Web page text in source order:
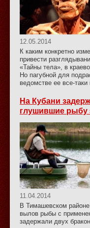
12.05.2014
К каким конкретно
привести
«Тайны тела», в
Но пагубной для
ведомстве ее все-таки
На Кубани
глушившие рыбу
11.04.2014
В Тимашевском
вылов рыбы с
задержали двух